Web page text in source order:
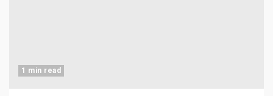
1 min read